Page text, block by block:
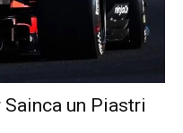
un Piastri